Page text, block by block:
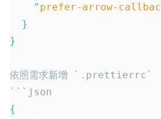
    "
prefer-arrow-
  }
}
依照需求新增 `.prettierrc`
```json
{